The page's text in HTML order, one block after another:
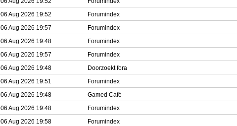
06 Aug 2026 19:52
Forumindex
06 Aug 2026 19:57
Forumindex
06 Aug 2026 19:48
Forumindex
06 Aug 2026 19:57
Forumindex
06 Aug 2026 19:48
Doorzoekt fora
06 Aug 2026 19:51
Forumindex
06 Aug 2026 19:48
Gamed Café
06 Aug 2026 19:48
Forumindex
06 Aug 2026 19:58
Forumindex